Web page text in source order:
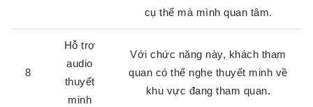
cụ thể mà mình quan tâm.
8
Hỗ trợ
audio
thuyết
minh
Với chức năng này, khách tham
quan có thể nghe thuyết minh về
khu vực đang tham quan.